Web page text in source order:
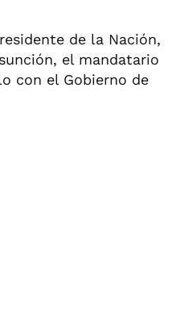
de la Nación,
el mandatario
con el Gobierno de